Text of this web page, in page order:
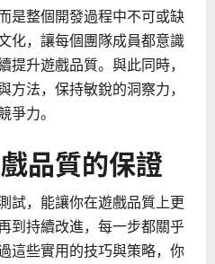
是整個開發過程中不可或缺
化，讓每個團隊成員都意識
提升遊戲品質。與此同時，
方法，保持敏銳的洞察力，
爭力。
品質的保證
試，能讓你在遊戲品質上更
到持續改進，每一步都關乎
這些實用的技巧與策略，你